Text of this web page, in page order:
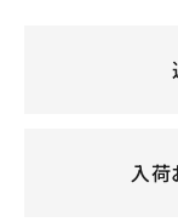
入荷